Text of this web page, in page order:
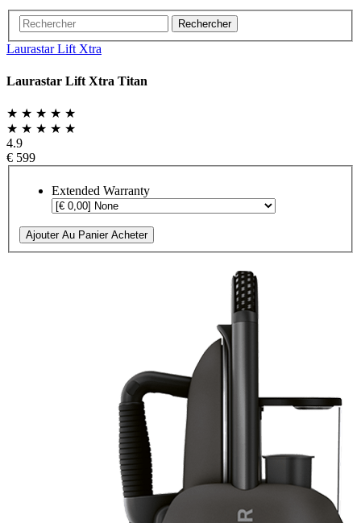
Rechercher
Laurastar Lift Xtra
Laurastar Lift Xtra Titan
★ ★ ★ ★ ★
★ ★ ★ ★ ★
4.9
€ 599
Extended Warranty
Ajouter Au Panier Acheter